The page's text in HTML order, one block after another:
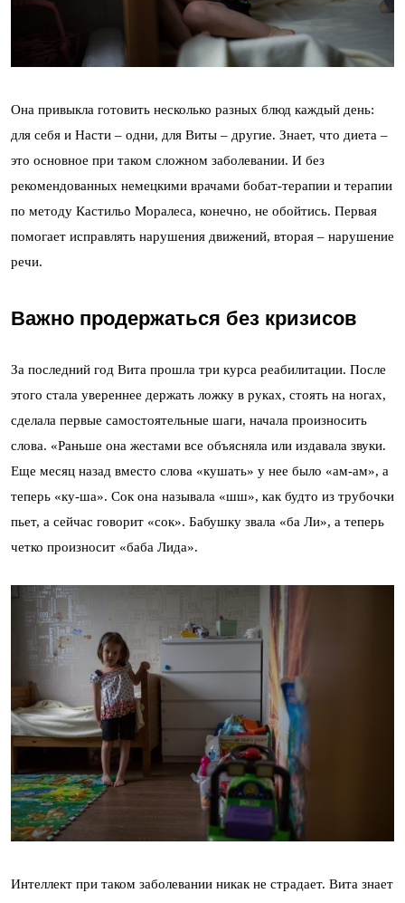
Она привыкла готовить несколько разных блюд каждый день:
для себя и Насти – одни, для Виты – другие. Знает, что диета –
это основное при таком сложном заболевании. И без
рекомендованных немецкими врачами бобат-терапии и терапии
по методу Кастильо Моралеса, конечно, не обойтись. Первая
помогает исправлять нарушения движений, вторая – нарушение
речи.
Важно продержаться без кризисов
За последний год Вита прошла три курса реабилитации. После
этого стала увереннее держать ложку в руках, стоять на ногах,
сделала первые самостоятельные шаги, начала произносить
слова. «Раньше она жестами все объясняла или издавала звуки.
Еще месяц назад вместо слова «кушать» у нее было «ам-ам», а
теперь «ку-ша». Сок она называла «шш», как будто из трубочки
пьет, а сейчас говорит «сок». Бабушку звала «ба Ли», а теперь
четко произносит «баба Лида».
Интеллект при таком заболевании никак не страдает. Вита знает